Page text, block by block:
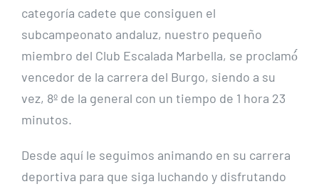
categoría cadete que consiguen el
subcampeonato andaluz, nuestro pequeño
miembro del Club Escalada Marbella, se proclamó́
vencedor de la carrera del Burgo, siendo a su
vez, 8º de la general con un tiempo de 1 hora 23
minutos.
Desde aquí le seguimos animando en su carrera
deportiva para que siga luchando y disfrutando